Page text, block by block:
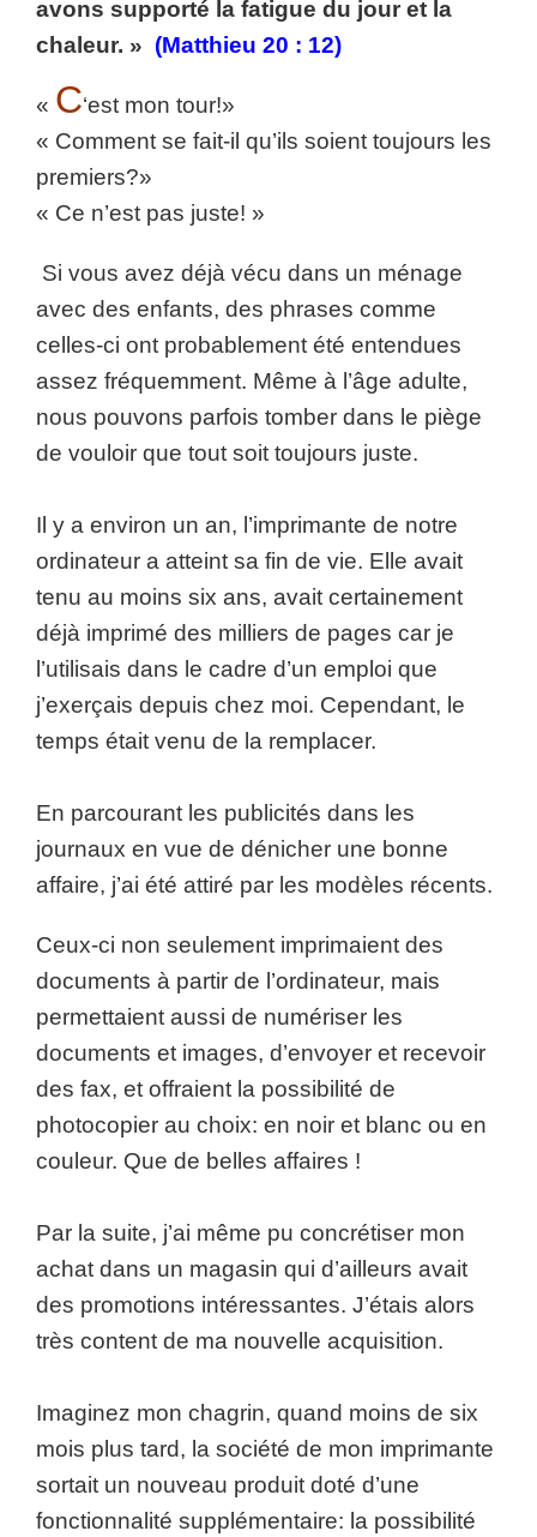
avons supporté la fatigue du jour et la
chaleur. » (Matthieu 20 : 12)
« C‘est mon tour!»
« Comment se fait-il qu’ils soient toujours les
premiers?»
« Ce n’est pas juste! »
Si vous avez déjà vécu dans un ménage
avec des enfants, des phrases comme
celles-ci ont probablement été entendues
assez fréquemment. Même à l’âge adulte,
nous pouvons parfois tomber dans le piège
de vouloir que tout soit toujours juste.
Il y a environ un an, l’imprimante de notre
ordinateur a atteint sa fin de vie. Elle avait
tenu au moins six ans, avait certainement
déjà imprimé des milliers de pages car je
l’utilisais dans le cadre d’un emploi que
j’exerçais depuis chez moi. Cependant, le
temps était venu de la remplacer.
En parcourant les publicités dans les
journaux en vue de dénicher une bonne
affaire, j’ai été attiré par les modèles récents.
Ceux-ci non seulement imprimaient des
documents à partir de l’ordinateur, mais
permettaient aussi de numériser les
documents et images, d’envoyer et recevoir
des fax, et offraient la possibilité de
photocopier au choix: en noir et blanc ou en
couleur. Que de belles affaires !
Par la suite, j’ai même pu concrétiser mon
achat dans un magasin qui d’ailleurs avait
des promotions intéressantes. J’étais alors
très content de ma nouvelle acquisition.
Imaginez mon chagrin, quand moins de six
mois plus tard, la société de mon imprimante
sortait un nouveau produit doté d’une
fonctionnalité supplémentaire: la possibilité